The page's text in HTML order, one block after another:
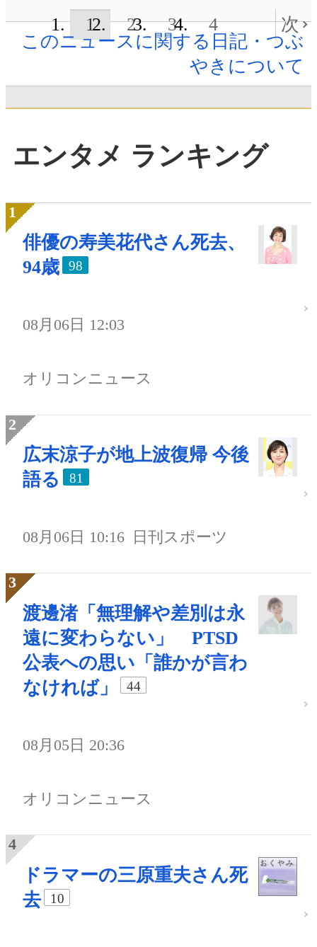
1 2 3 4
次
このニュースに関する日記・つぶ
やきについて
エンタメ ランキング
俳優の寿美花代さん死去、
94歳
98
08月06日 12:03
オリコンニュース
広末涼子が地上波復帰 今後
語る
81
08月06日 10:16 日刊スポーツ
渡邊渚「無理解や差別は永
遠に変わらない」 PTSD
公表への思い「誰かが言わ
なければ」
44
08月05日 20:36
オリコンニュース
ドラマーの三原重夫さん死
去
10